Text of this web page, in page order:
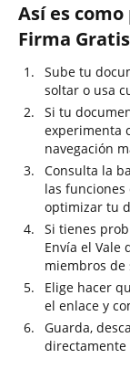
Así es
Firma
Sube tu
soltar o usa
Si tu
experimenta
navegación
Consulta la
las
optimizar tu
Si tienes
Envía el Vale
miembros de
Elige hacer
el enlace y
Guarda,
directamente